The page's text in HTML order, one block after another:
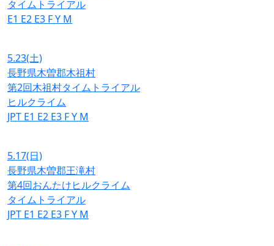
タイムトライアル
E1 E2 E3 FY M
5.23(土)
長野県木曽郡木祖村
第2回木祖村タイムトライアル
ヒルクライム
JPT E1 E2 E3 FY M
5.17(日)
長野県木曽郡王滝村
第4回おんたけヒルクライム
タイムトライアル
JPT E1 E2 E3 FY M